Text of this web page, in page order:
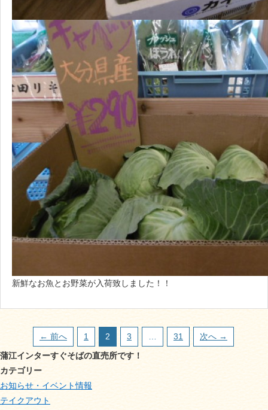
新鮮なお魚とお野菜が入荷致しました！！
← 前へ 1 2 3 31
次へ →
蒲江インターすぐそばの直売所です！
カテゴリー
お知らせ・イベント情報
テイクアウト